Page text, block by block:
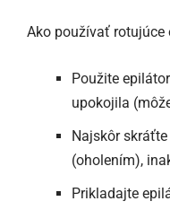
Ako používať rotujúce
Použite
upokojila
Najskôr
(oholením),
Prikladajte